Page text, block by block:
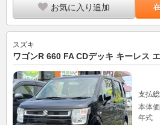
お気に入り追加
スズキ
ワゴンR 660 FA CDデッキ キーレス
支払
本体
年式